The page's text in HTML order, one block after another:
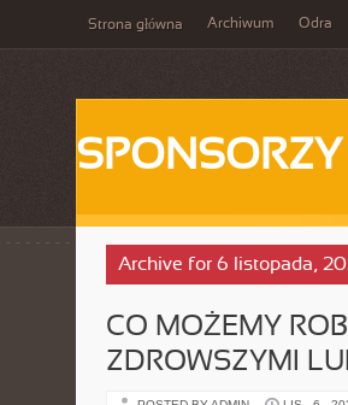
Strona główna Archiwum Odra
SPONSORZY
Archive for 6 listopada,
CO MOŻEMY
ZDROWSZYMI